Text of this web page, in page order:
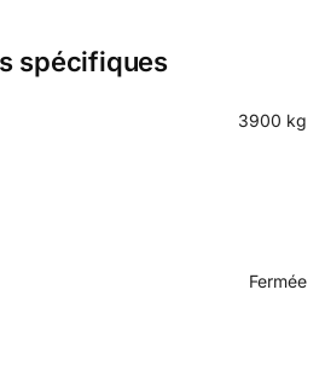
spécifiques
3900 kg
Fermée